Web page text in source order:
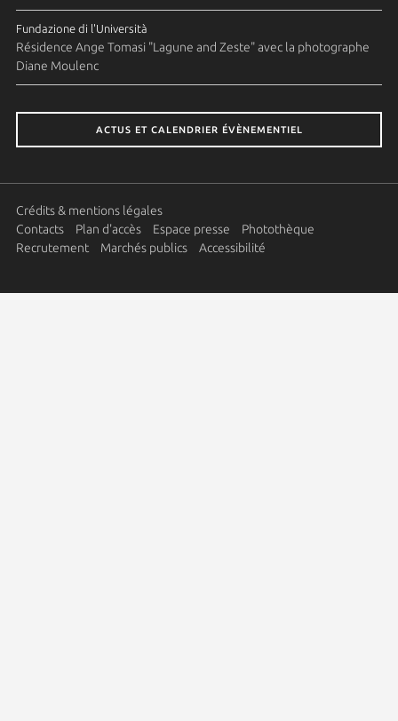
Fundazione di l'Università
Résidence Ange Tomasi "Lagune and Zeste" avec la photographe
Diane Moulenc
ACTUS ET CALENDRIER ÉVÈNEMENTIEL
Crédits & mentions légales
Contacts
Plan d'accès Espace presse
Photothèque
Recrutement
Marchés publics Accessibilité